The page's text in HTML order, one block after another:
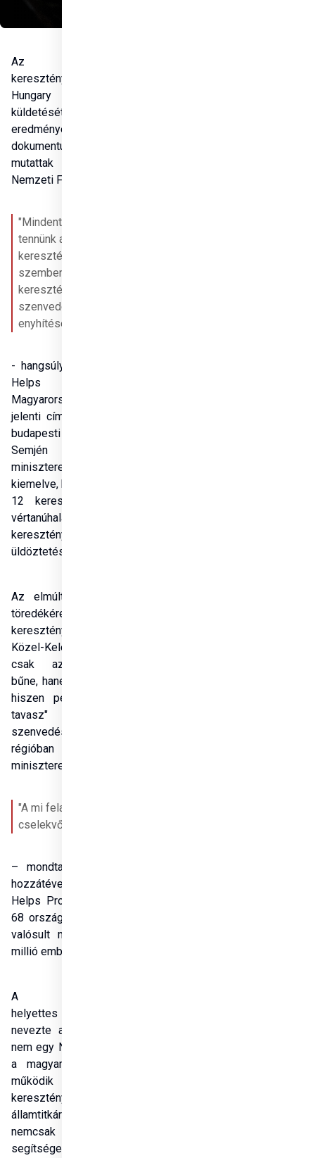
Az üldözött
keresztényeket támogató
Hungary Helps Program
küldetését, történetét és
eredményeit ismertető
dokumentumfilmet
mutattak be az Uránia
Nemzeti Filmszínházban.
"Mindent meg kell
tennünk a
keresztényüldözéssel
szemben, az üldözött
keresztények
szenvedésének az
enyhítéséért"
- hangsúlyozta a Hungary
Helps – Ahol
Magyarország az életet
jelenti című alkotás keddi
budapesti bemutatóján
Semjén Zsolt
miniszterelnök-helyettes,
kiemelve, hogy minden nap
12 keresztény szenved
vértanúhalált és 400 millió
keresztény szenved
üldöztetést a hite miatt.
Az elmúlt időszakban a
töredékére csökkent a
keresztények száma a
Közel-Keleten, ami nem
csak az iszlamizmus
bűne, hanem a Nyugaté is,
hiszen például az "arab
tavasz" beláthatatlan
szenvedést okozott a
régióban – húzta alá a
miniszterelnök-helyettes.
"A mi feladatunk a
cselekvő szolidaritás"
– mondta Semjén Zsolt,
hozzátéve, hogy a Hungary
Helps Program részeként
68 országban 500 projekt
valósult meg, amivel 2,5
millió embert értünk el.
A miniszterelnök-
helyettes egyedülállónak
nevezte a világban, hogy
nem egy NGO-ként, hanem
a magyar államon belül
működik az üldözött
keresztények
államtitkársága, amely
nemcsak fizikai
segítséget nyújt a